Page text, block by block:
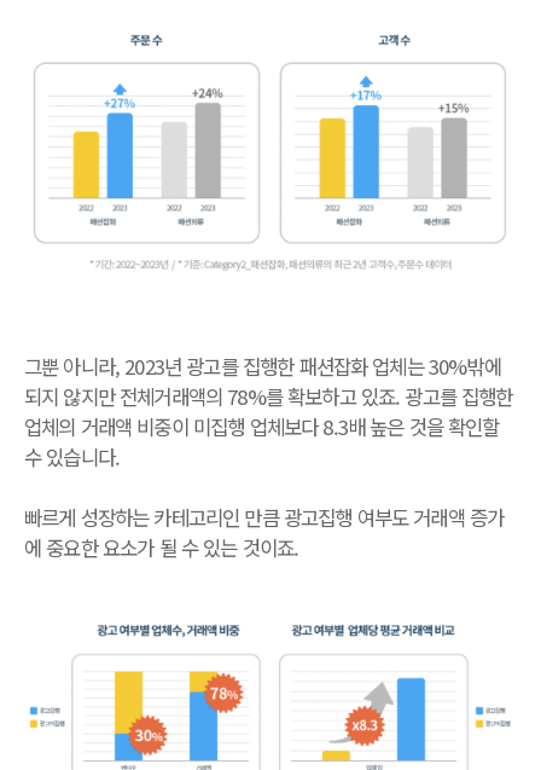
그뿐 아니라, 2023년 광고를 집행한 패션잡화 업체는 30%밖에
되지 않지만 전체거래액의 78%를 확보하고 있죠. 광고를 집행한
업체의 거래액 비중이 미집행 업체보다 8.3배 높은 것을 확인할
수 있습니다.
빠르게 성장하는 카테고리인 만큼 광고집행 여부도 거래액 증가
에 중요한 요소가 될 수 있는 것이죠.